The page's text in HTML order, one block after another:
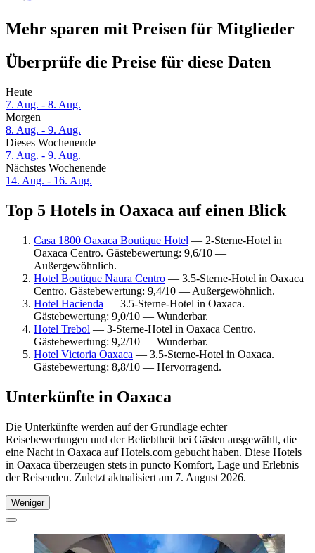
Mehr sparen mit Preisen für Mitglieder
Überprüfe die Preise für diese Daten
Heute
7. Aug. - 8. Aug.
Morgen
8. Aug. - 9. Aug.
Dieses Wochenende
7. Aug. - 9. Aug.
Nächstes Wochenende
14. Aug. - 16. Aug.
Top 5 Hotels in Oaxaca auf einen Blick
Casa 1800 Oaxaca Boutique Hotel — 2-Sterne-Hotel in
Oaxaca Centro. Gästebewertung: 9,6/10 —
Außergewöhnlich.
Hotel Boutique Naura Centro — 3.5-Sterne-Hotel in Oaxaca
Centro. Gästebewertung: 9,4/10 — Außergewöhnlich.
Hotel Hacienda — 3.5-Sterne-Hotel in Oaxaca.
Gästebewertung: 9,0/10 — Wunderbar.
Hotel Trebol — 3-Sterne-Hotel in Oaxaca Centro.
Gästebewertung: 9,2/10 — Wunderbar.
Hotel Victoria Oaxaca — 3.5-Sterne-Hotel in Oaxaca.
Gästebewertung: 8,8/10 — Hervorragend.
Unterkünfte in Oaxaca
Die Unterkünfte werden auf der Grundlage echter
Reisebewertungen und der Beliebtheit bei Gästen ausgewählt, die
eine Nacht in Oaxaca auf Hotels.com gebucht haben. Diese Hotels
in Oaxaca überzeugen stets in puncto Komfort, Lage und Erlebnis
der Reisenden. Zuletzt aktualisiert am 7. August 2026.
Weniger